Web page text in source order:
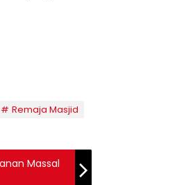
Remaja Masjid
Massal